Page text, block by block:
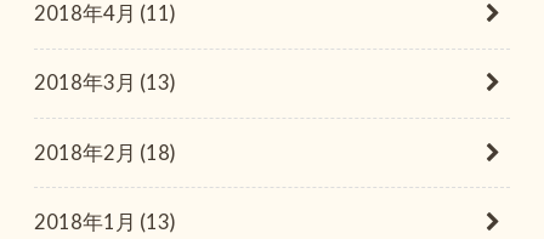
2018年4月 (11)
2018年3月 (13)
2018年2月 (18)
2018年1月 (13)